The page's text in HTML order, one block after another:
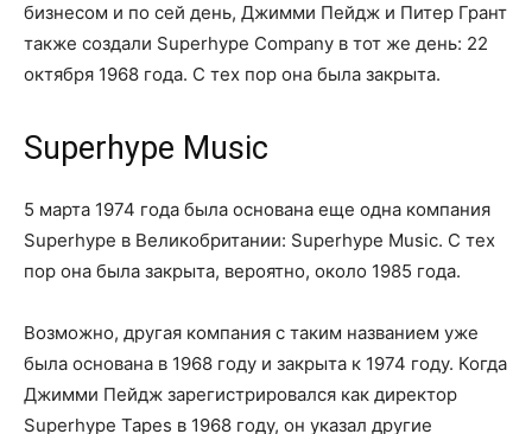
бизнесом и по сей день, Джимми Пейдж и Питер Грант
также создали Superhype Company в тот же день: 22
октября 1968 года. С тех пор она была закрыта.
Superhype Music
5 марта 1974 года была основана еще одна компания
Superhype в Великобритании: Superhype Music. С тех
пор она была закрыта, вероятно, около 1985 года.
Возможно, другая компания с таким названием уже
была основана в 1968 году и закрыта к 1974 году. Когда
Джимми Пейдж зарегистрировался как директор
Superhype Tapes в 1968 году, он указал другие